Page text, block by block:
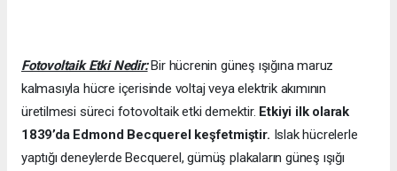
Fotovoltaik Etki Nedir:Bir hücrenin güneş ışığına maruz
kalmasıyla hücre içerisinde voltaj veya elektrik akımının
üretilmesi süreci fotovoltaik etki demektir. Etkiyi ilk olarak
1839’da Edmond Becquerel keşfetmiştir. Islak hücrelerle
yaptığı deneylerde Becquerel, gümüş plakaların güneş ışığı